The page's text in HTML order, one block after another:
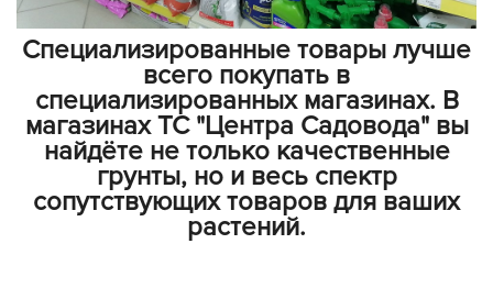
Специализированные товары лучше
всего покупать в
специализированных магазинах. В
магазинах ТС "Центра Садовода" вы
найдёте не только качественные
грунты, но и весь спектр
сопутствующих товаров для ваших
растений.